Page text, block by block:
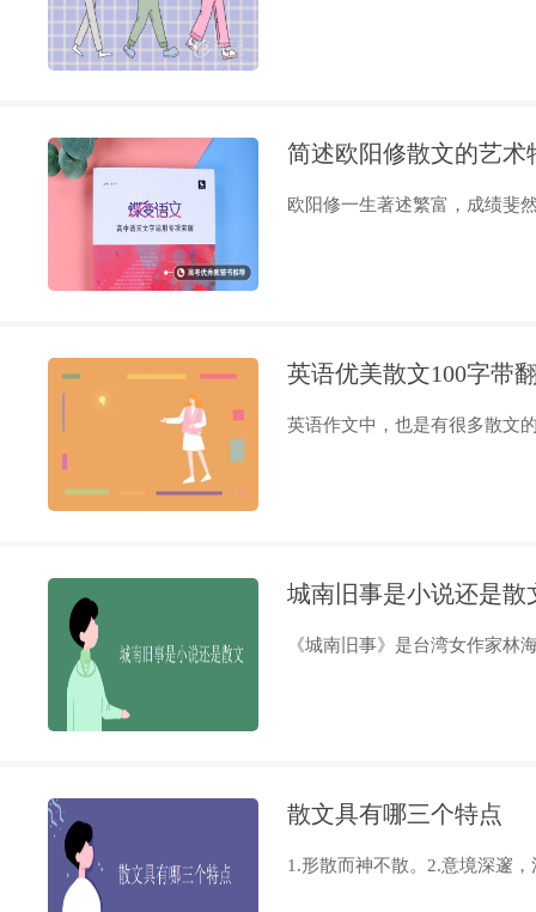
简述欧阳修散文的艺术
欧阳修一生著述繁富，成绩斐
英语优美散文100字带
英语作文中，也是有很多散文
城南旧事是小说还是散
《城南旧事》是台湾女作家林
散文具有哪三个特点
1.形散而神不散。2.意境深邃